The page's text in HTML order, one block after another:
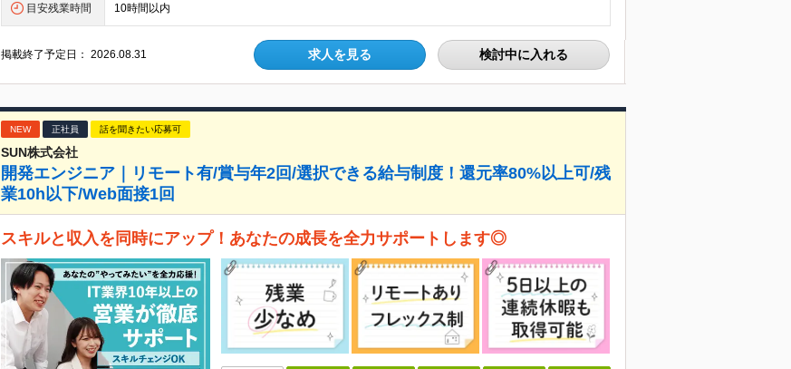
目安残業時間 10時間以内
掲載終了予定日：2026.08.31 求人を見る 検討中に入れる
NEW 正社員 話を聞きたい応募可
SUN株式会社
開発エンジニア｜リモート有/賞与年2回/選択できる給与制度！還元率80%以上可/残
業10h以下/Web面接1回
スキルと収入を同時にアップ！あなたの成長を全力サポートします◎